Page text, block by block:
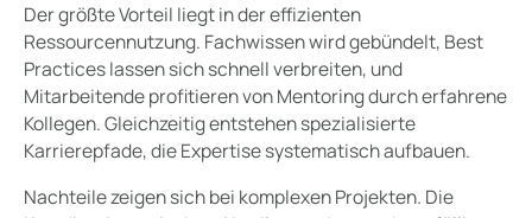
Der größte Vorteil liegt in der effizienten
Ressourcennutzung. Fachwissen wird gebündelt, Best
Practices lassen sich schnell verbreiten, und
Mitarbeitende profitieren von Mentoring durch erfahrene
Kollegen. Gleichzeitig entstehen spezialisierte
Karrierepfade, die Expertise systematisch aufbauen.
Nachteile zeigen sich bei komplexen Projekten. Die